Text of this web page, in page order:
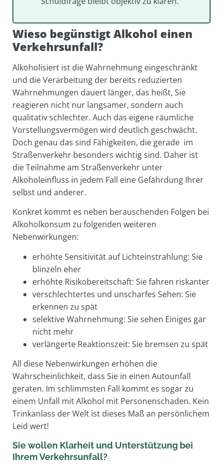
Wieso begünstigt Alkohol einen
Verkehrsunfall?
Alkoholisiert ist die Wahrnehmung eingeschränkt
und die Verarbeitung der bereits reduzierten
Wahrnehmungen dauert länger, das heißt, Sie
reagieren nicht nur langsamer, sondern auch
qualitativ schlechter. Auch das eigene räumliche
Vorstellungsvermögen wird deutlich geschwächt.
Doch genau das sind Fähigkeiten, die gerade im
Straßenverkehr besonders wichtig sind. Daher ist
die Teilnahme am Straßenverkehr unter
Alkoholeinfluss in jedem Fall eine Gefährdung Ihrer
selbst und anderer.
Konkret kommt es neben berauschenden Folgen bei
Alkoholkonsum zu folgenden weiteren
Nebenwirkungen:
erhöhte Sensitivität auf Lichteinstrahlung: Sie
blinzeln eher
erhöhte Risikobereitschaft: Sie fahren riskanter
verschlechtertes und unscharfes Sehen: Sie
erkennen zu spät
selektive Wahrnehmung: Sie sehen Einiges gar
nicht mehr
verlängerte Reaktionszeit: Sie bremsen zu spät
All diese Nebenwirkungen erhöhen die
Wahrscheinlichkeit, dass Sie in einen Autounfall
geraten. Im schlimmsten Fall kommt es sogar zu
einem Unfall mit Alkohol mit Personenschaden. Kein
Trinkanlass der Welt ist dieses Maß an persönlichem
Leid wert!
Sie wollen Klarheit und Unterstützung bei
Ihrem Verkehrsunfall?